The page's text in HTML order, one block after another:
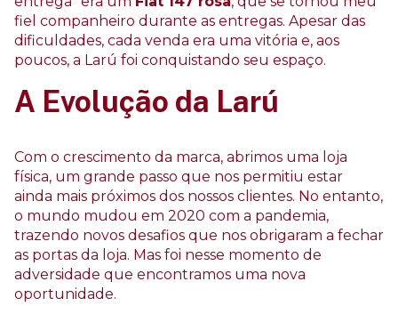
fiel companheiro durante as entregas. Apesar das
dificuldades, cada venda era uma vitória e, aos
poucos, a Larú foi conquistando seu espaço.
A Evolução da Larú
Com o crescimento da marca, abrimos uma loja
física, um grande passo que nos permitiu estar
ainda mais próximos dos nossos clientes. No entanto,
o mundo mudou em 2020 com a pandemia,
trazendo novos desafios que nos obrigaram a fechar
as portas da loja. Mas foi nesse momento de
adversidade que encontramos uma nova
oportunidade.